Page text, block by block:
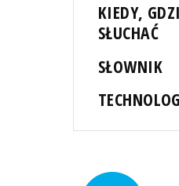
KIEDY,
SŁUCHAĆ
SŁOWNIK